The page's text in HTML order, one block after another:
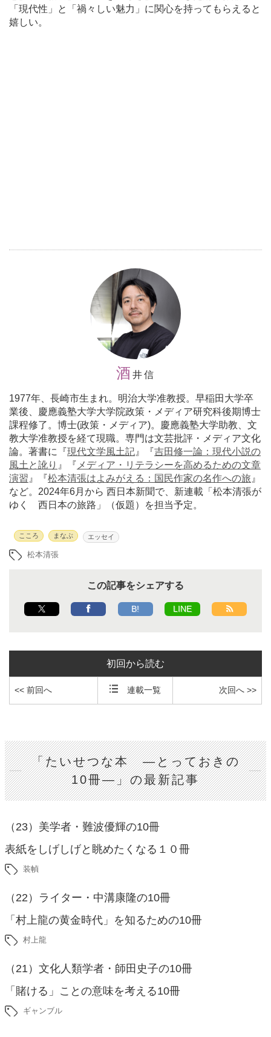
「現代性」と「禍々しい魅力」に関心を持ってもらえると
嬉しい。
酒 井信
1977年、長崎市生まれ。明治大学准教授。早稲田大学卒
業後、慶應義塾大学大学院政策・メディア研究科後期博士
課程修了。博士(政策・メディア)。慶應義塾大学助教、文
教大学准教授を経て現職。専門は文芸批評・メディア文化
論。著書に『現代文学風土記 』『吉田修一論：現代小説の
風土と訛り 』『 メディア・リテラシーを高めるための文章
演習 』『松本清張はよみがえる：国民作家の名作への旅 』
など。2024年6月から 西日本新聞で、新連載「松本清張が
ゆく 西日本の旅路」（仮題）を担当予定。
こころ まなぶ エッセイ
松本清張
この記事をシェアする
B! LINE
初回から読む
<< 前回へ 連載一覧 次回へ >>
「たいせつな本 ―とっておきの
10冊―」の最新記事
（23）美学者・難波優輝の10冊
表紙をしげしげと眺めたくなる１０冊
装幀
（22）ライター・中溝康隆の10冊
「村上龍の黄金時代」を知るための10冊
村上龍
（21）文化人類学者・師田史子の10冊
「賭ける」ことの意味を考える10冊
ギャンブル